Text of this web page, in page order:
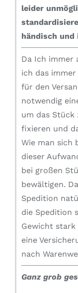
leider
händisch und
Da Ich immer
ich das
für den
notwendig
um das Stück
fixieren und
Wie man sich
dieser
bei großen
bewältigen.
Spedition
die Spedition
Gewicht
eine
nach
Ganz grob